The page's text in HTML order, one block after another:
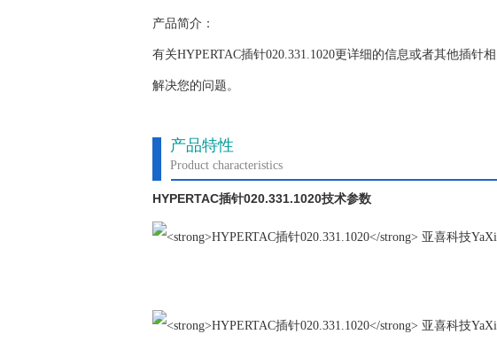
产品简介：
有关HYPERTAC插针020.331.1020更详细的信息或者其他插针
解决您的问题。
产品特性
Product characteristics
HYPERTAC插针020.331.1020技术参数